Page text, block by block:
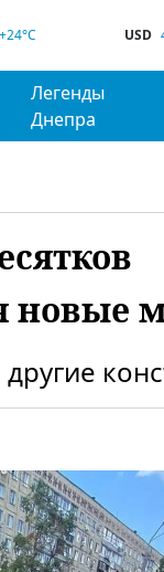
+24°C USD
Легенды
Днепра